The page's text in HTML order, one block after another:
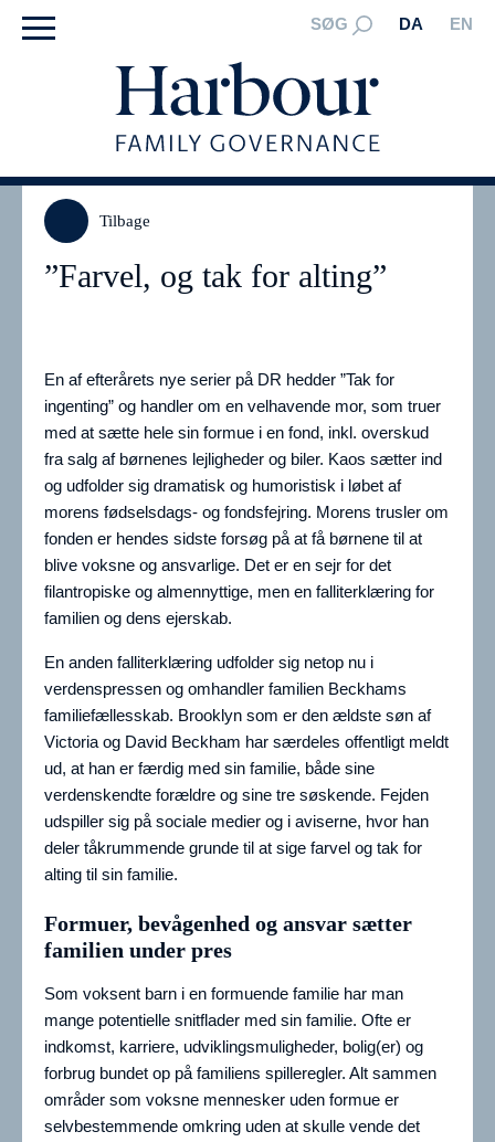
SØG DA EN
Tilbage
”Farvel, og tak for alting”
En af efterårets nye serier på DR hedder ”Tak for
ingenting” og handler om en velhavende mor, som truer
med at sætte hele sin formue i en fond, inkl. overskud
fra salg af børnenes lejligheder og biler. Kaos sætter ind
og udfolder sig dramatisk og humoristisk i løbet af
morens fødselsdags- og fondsfejring. Morens trusler om
fonden er hendes sidste forsøg på at få børnene til at
blive voksne og ansvarlige. Det er en sejr for det
filantropiske og almennyttige, men en falliterklæring for
familien og dens ejerskab.
En anden falliterklæring udfolder sig netop nu i
verdenspressen og omhandler familien Beckhams
familiefællesskab. Brooklyn som er den ældste søn af
Victoria og David Beckham har særdeles offentligt meldt
ud, at han er færdig med sin familie, både sine
verdenskendte forældre og sine tre søskende. Fejden
udspiller sig på sociale medier og i aviserne, hvor han
deler tåkrummende grunde til at sige farvel og tak for
alting til sin familie.
Formuer, bevågenhed og ansvar sætter
familien under pres
Som voksent barn i en formuende familie har man
mange potentielle snitflader med sin familie. Ofte er
indkomst, karriere, udviklingsmuligheder, bolig(er) og
forbrug bundet op på familiens spilleregler. Alt sammen
områder som voksne mennesker uden formue er
selvbestemmende omkring uden at skulle vende det